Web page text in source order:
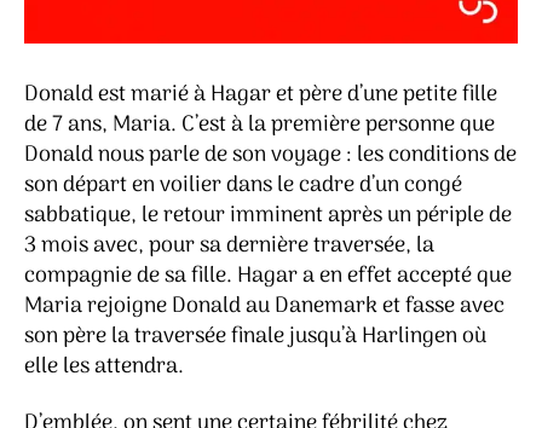
Donald est marié à Hagar et père d’une petite fille
de 7 ans, Maria. C’est à la première personne que
Donald nous parle de son voyage : les conditions de
son départ en voilier dans le cadre d’un congé
sabbatique, le retour imminent après un périple de
3 mois avec, pour sa dernière traversée, la
compagnie de sa fille. Hagar a en effet accepté que
Maria rejoigne Donald au Danemark et fasse avec
son père la traversée finale jusqu’à Harlingen où
elle les attendra.